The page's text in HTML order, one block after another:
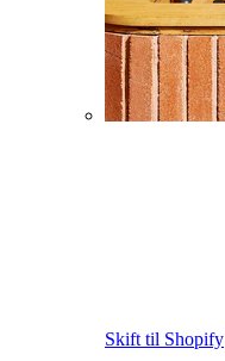
Skift til Shopify